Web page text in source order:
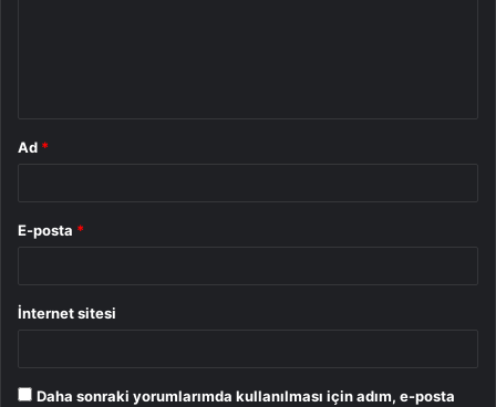
Ad *
E-posta *
İnternet sitesi
Daha sonraki yorumlarımda kullanılması için adım, e-posta